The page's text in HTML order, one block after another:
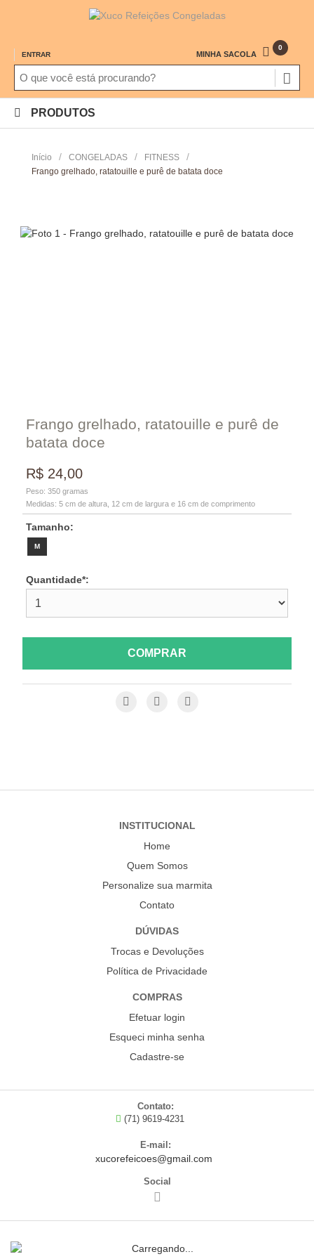
ENTRAR MINHA SACOLA
0
PRODUTOS
Início / CONGELADAS / FITNESS /
Frango grelhado, ratatouille e purê de batata doce
Frango grelhado, ratatouille e purê de
batata doce
R$ 24,00
Peso: 350gramas
Medidas: 5cm de altura, 12cm de largura e 16cm de comprimento
Tamanho:
M
Quantidade*:
COMPRAR
INSTITUCIONAL
Home
Quem Somos
Personalize sua marmita
Contato
DÚVIDAS
Trocas e Devoluções
Política de Privacidade
COMPRAS
Efetuar login
Esqueci minha senha
Cadastre-se
Contato:
(71) 9619-4231
E-mail:
xucorefeicoes@gmail.com
Social